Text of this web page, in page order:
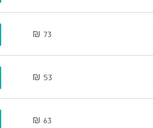
73 ₪
53 ₪
63 ₪